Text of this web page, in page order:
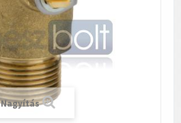
Nagyítás